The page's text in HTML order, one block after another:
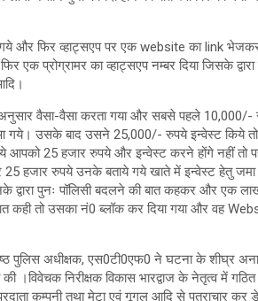
गये और फिर व्हाट्सएप पर एक website का link
एक प्रोग्रामर का व्हाट्सएप नम्बर दिया जिसके
वैसा-वैसा करता गया और सबसे पहले
उसके बाद उसने 25,000/- रुपये इन्वेस्ट किये तो
25 हजार रुपये और इन्वेस्ट करने होंगे नहीं तो
हजार रुपये उनके बताये गये खाते में इन्वेस्ट हेतु
द्वारा पुनः पॉलिसी बदलने की बात कहकर और एक
बात कही तो उसका नं0 ब्लॉक कर दिया गया और वह
पुलिस अधीक्षक, एस0टी0एफ0 ने घटना के शीघ्र
।विवेचक निरीक्षक विकास भारद्वाज के नेतृत्व में
कम्पनी तथा मेटा एवं गूगल आदि से पत्राचार कर